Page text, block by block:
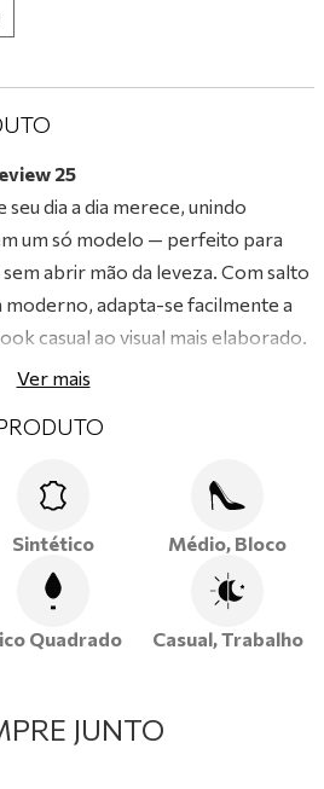
- Preview 25
dia a dia merece, unindo
um só modelo — perfeito para
abrir mão da leveza. Com salto
moderno, adapta-se facilmente a
casual ao visual mais elaborado.
de alta qualidade, garante conforto
Ver mais
Sintético Médio, Bloco
Quadrado Casual, Trabalho
JUNTO